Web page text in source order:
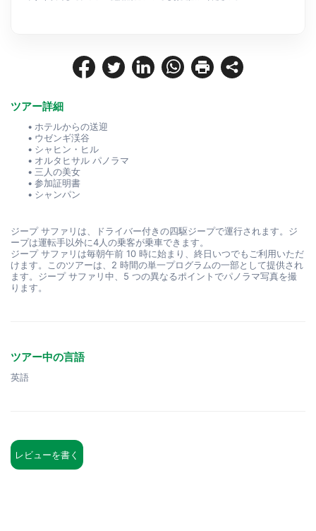
ツアー詳細
ホテルからの送迎
ウゼンギ渓谷
シャヒン・ヒル
オルタヒサル パノラマ
三人の美女
参加証明書
シャンパン
ジープ サファリは、ドライバー付きの四駆ジープで運行されます。ジ
ープは運転手以外に4人の乗客が乗車できます。
ジープ サファリは毎朝午前 10 時に始まり、終日いつでもご利用いただ
けます。このツアーは、2 時間の単一プログラムの一部として提供され
ます。ジープ サファリ中、5 つの異なるポイントでパノラマ写真を撮
ります。
ツアー中の言語
英語
レビューを書く